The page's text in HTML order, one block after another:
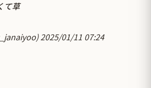
て草
2025/01/11 07:24